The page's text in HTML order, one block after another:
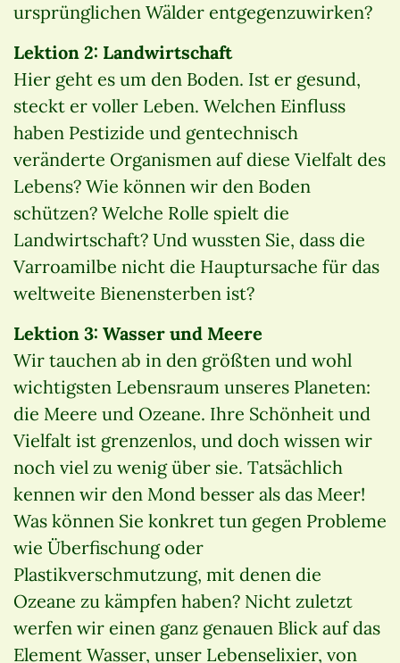
ursprünglichen Wälder entgegenzuwirken?
Lektion 2: Landwirtschaft
Hier geht es um den Boden. Ist er gesund,
steckt er voller Leben. Welchen Einfluss
haben Pestizide und gentechnisch
veränderte Organismen auf diese Vielfalt des
Lebens? Wie können wir den Boden
schützen? Welche Rolle spielt die
Landwirtschaft? Und wussten Sie, dass die
Varroamilbe nicht die Hauptursache für das
weltweite Bienensterben ist?
Lektion 3: Wasser und Meere
Wir tauchen ab in den größten und wohl
wichtigsten Lebensraum unseres Planeten:
die Meere und Ozeane. Ihre Schönheit und
Vielfalt ist grenzenlos, und doch wissen wir
noch viel zu wenig über sie. Tatsächlich
kennen wir den Mond besser als das Meer!
Was können Sie konkret tun gegen Probleme
wie Überfischung oder
Plastikverschmutzung, mit denen die
Ozeane zu kämpfen haben? Nicht zuletzt
werfen wir einen ganz genauen Blick auf das
Element Wasser, unser Lebenselixier, von